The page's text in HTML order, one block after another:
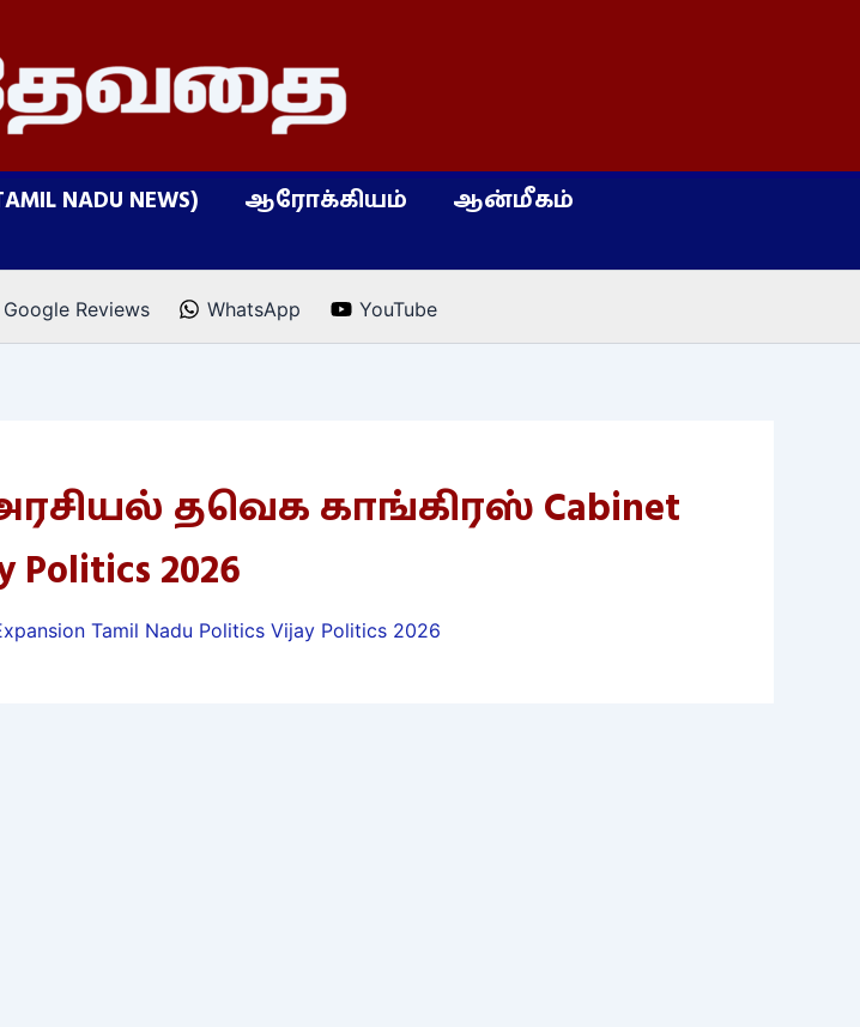
NADU NEWS) ஆரோக்கியம்
ஆன்மீகம்
Google Reviews WhatsApp YouTube
தவெக காங்கிரஸ் Cabinet
Politics 2026
Tamil Nadu Politics Vijay Politics 2026